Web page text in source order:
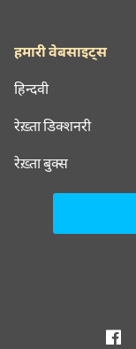
हमारी वेबसाइट्स
हिन्दवी
रेख़्ता डिक्शनरी
रेख़्ता बुक्स